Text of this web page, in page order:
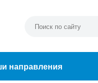
направления